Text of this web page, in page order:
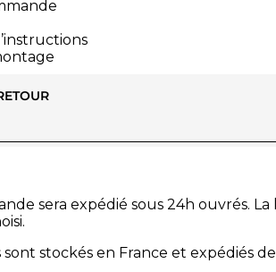
sera expédié sous 24h ouvrés.
sont stockés en France et expédiés